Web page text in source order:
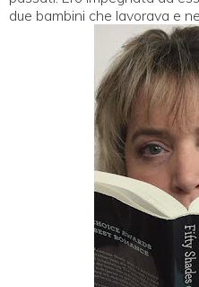
due bambini che lavorava e